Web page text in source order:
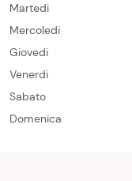
Martedi
Mercoledi
Giovedi
Venerdi
Sabato
Domenica